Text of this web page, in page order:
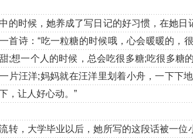
时候，她养成了写日记的好习惯，在她日
首诗：“吃一粒糖的时候哦，心会暖暖的，
;想一个人的时候，总会吃很多糖;吃很多糖
片汪洋;妈妈就在汪洋里划着小舟，一下下
，让人好心动。”
，大学毕业以后，她所写的这段话被一位